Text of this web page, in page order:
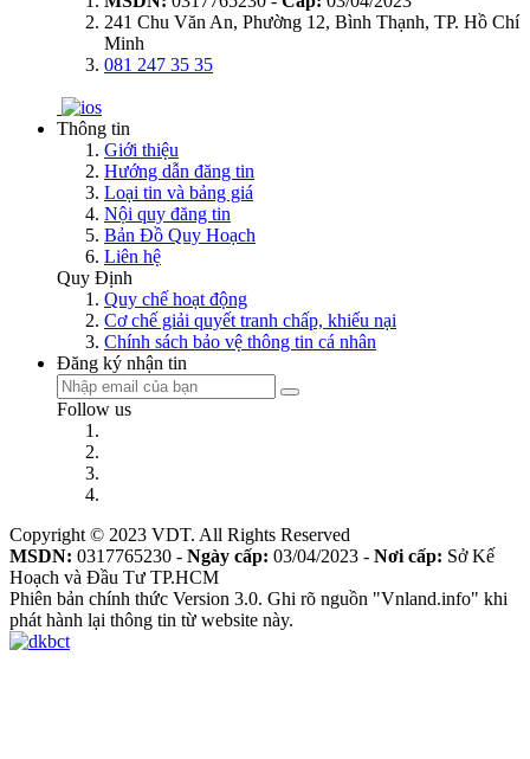
241 Chu Văn An, Phường 12, Bình Thạnh, TP. Hồ Chí
Minh
081 247 35 35
Thông tin
Giới thiệu
Hướng dẫn đăng tin
Loại tin và bảng giá
Nội quy đăng tin
Bản Đồ Quy Hoạch
Liên hệ
Quy Định
Quy chế hoạt động
Cơ chế giải quyết tranh chấp, khiếu nại
Chính sách bảo vệ thông tin cá nhân
Đăng ký nhận tin
Follow us
Copyright © 2023 VDT. All Rights Reserved
MSDN: 0317765230 - Ngày cấp: 03/04/2023 - Nơi cấp: Sở Kế
Hoạch và Đầu Tư TP.HCM
Phiên bản chính thức Version 3.0. Ghi rõ nguồn "Vnland.info" khi
phát hành lại thông tin từ website này.